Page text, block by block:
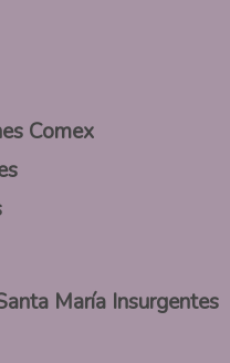
Comex
María Insurgentes